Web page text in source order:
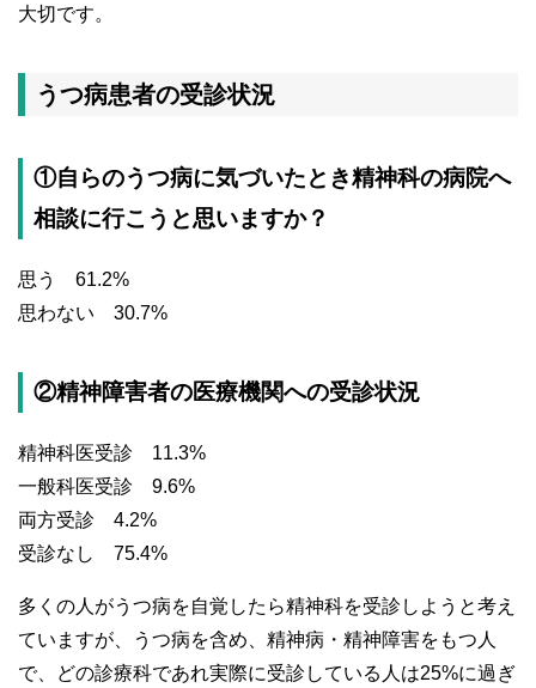
大切です。
うつ病患者の受診状況
①自らのうつ病に気づいたとき精神科の病院へ
相談に行こうと思いますか？
思う 61.2%
思わない 30.7%
②精神障害者の医療機関への受診状況
精神科医受診 11.3%
一般科医受診 9.6%
両方受診 4.2%
受診なし 75.4%
多くの人がうつ病を自覚したら精神科を受診しようと考え
ていますが、うつ病を含め、精神病・精神障害をもつ人
で、どの診療科であれ実際に受診している人は25%に過ぎ